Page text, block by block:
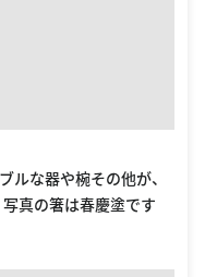
ルな器や椀その他が、
真の箸は春慶塗です